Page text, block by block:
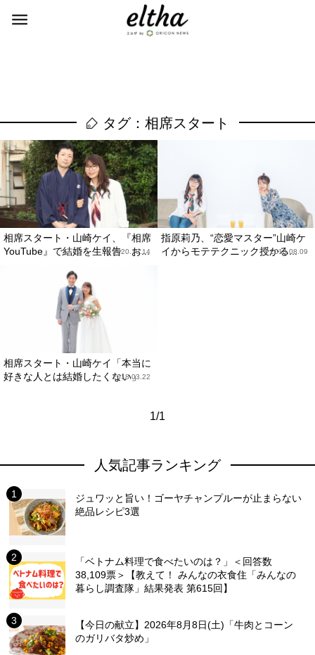
タグ：相席スタート
相席スタート・山崎ケイ、『相席
YouTube』で結婚を生報告 お...
2020.10.14
指原莉乃、“恋愛マスター”山崎ケ
イからモテテクニック授かる...
2018.08.09
相席スタート・山崎ケイ「本当に
好きな人とは結婚したくない」
2018.03.22
1/1
人気記事ランキング
ジュワッと旨い！ゴーヤチャンプルーが止まらない
絶品レシピ3選
「ベトナム料理で食べたいのは？」＜回答数
38,109票＞【教えて！ みんなの衣食住「みんなの
暮らし調査隊」結果発表 第615回】
【今日の献立】2026年8月8日(土)「牛肉とコーン
のガリバタ炒め」